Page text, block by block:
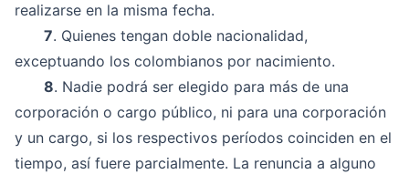
realizarse en la misma fecha.
7. Quienes tengan doble nacionalidad,
exceptuando los colombianos por nacimiento.
8. Nadie podrá ser elegido para más de una
corporación o cargo público, ni para una corporación
y un cargo, si los respectivos períodos coinciden en el
tiempo, así fuere parcialmente. La renuncia a alguno